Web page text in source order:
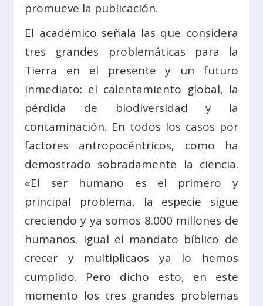
promueve la publicación.
El académico señala las que considera
tres grandes problemáticas para la
Tierra en el presente y un futuro
inmediato: el calentamiento global, la
pérdida de biodiversidad y la
contaminación. En todos los casos por
factores antropocéntricos, como ha
demostrado sobradamente la ciencia.
«El ser humano es el primero y
principal problema, la especie sigue
creciendo y ya somos 8.000 millones de
humanos. Igual el mandato bíblico de
crecer y multiplicaos ya lo hemos
cumplido. Pero dicho esto, en este
momento los tres grandes problemas